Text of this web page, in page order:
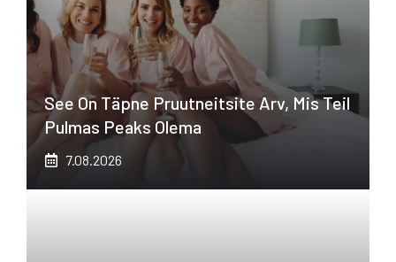
See On Täpne Pruutneitsite Arv, Mis Teil
Pulmas Peaks Olema
7.08.2026